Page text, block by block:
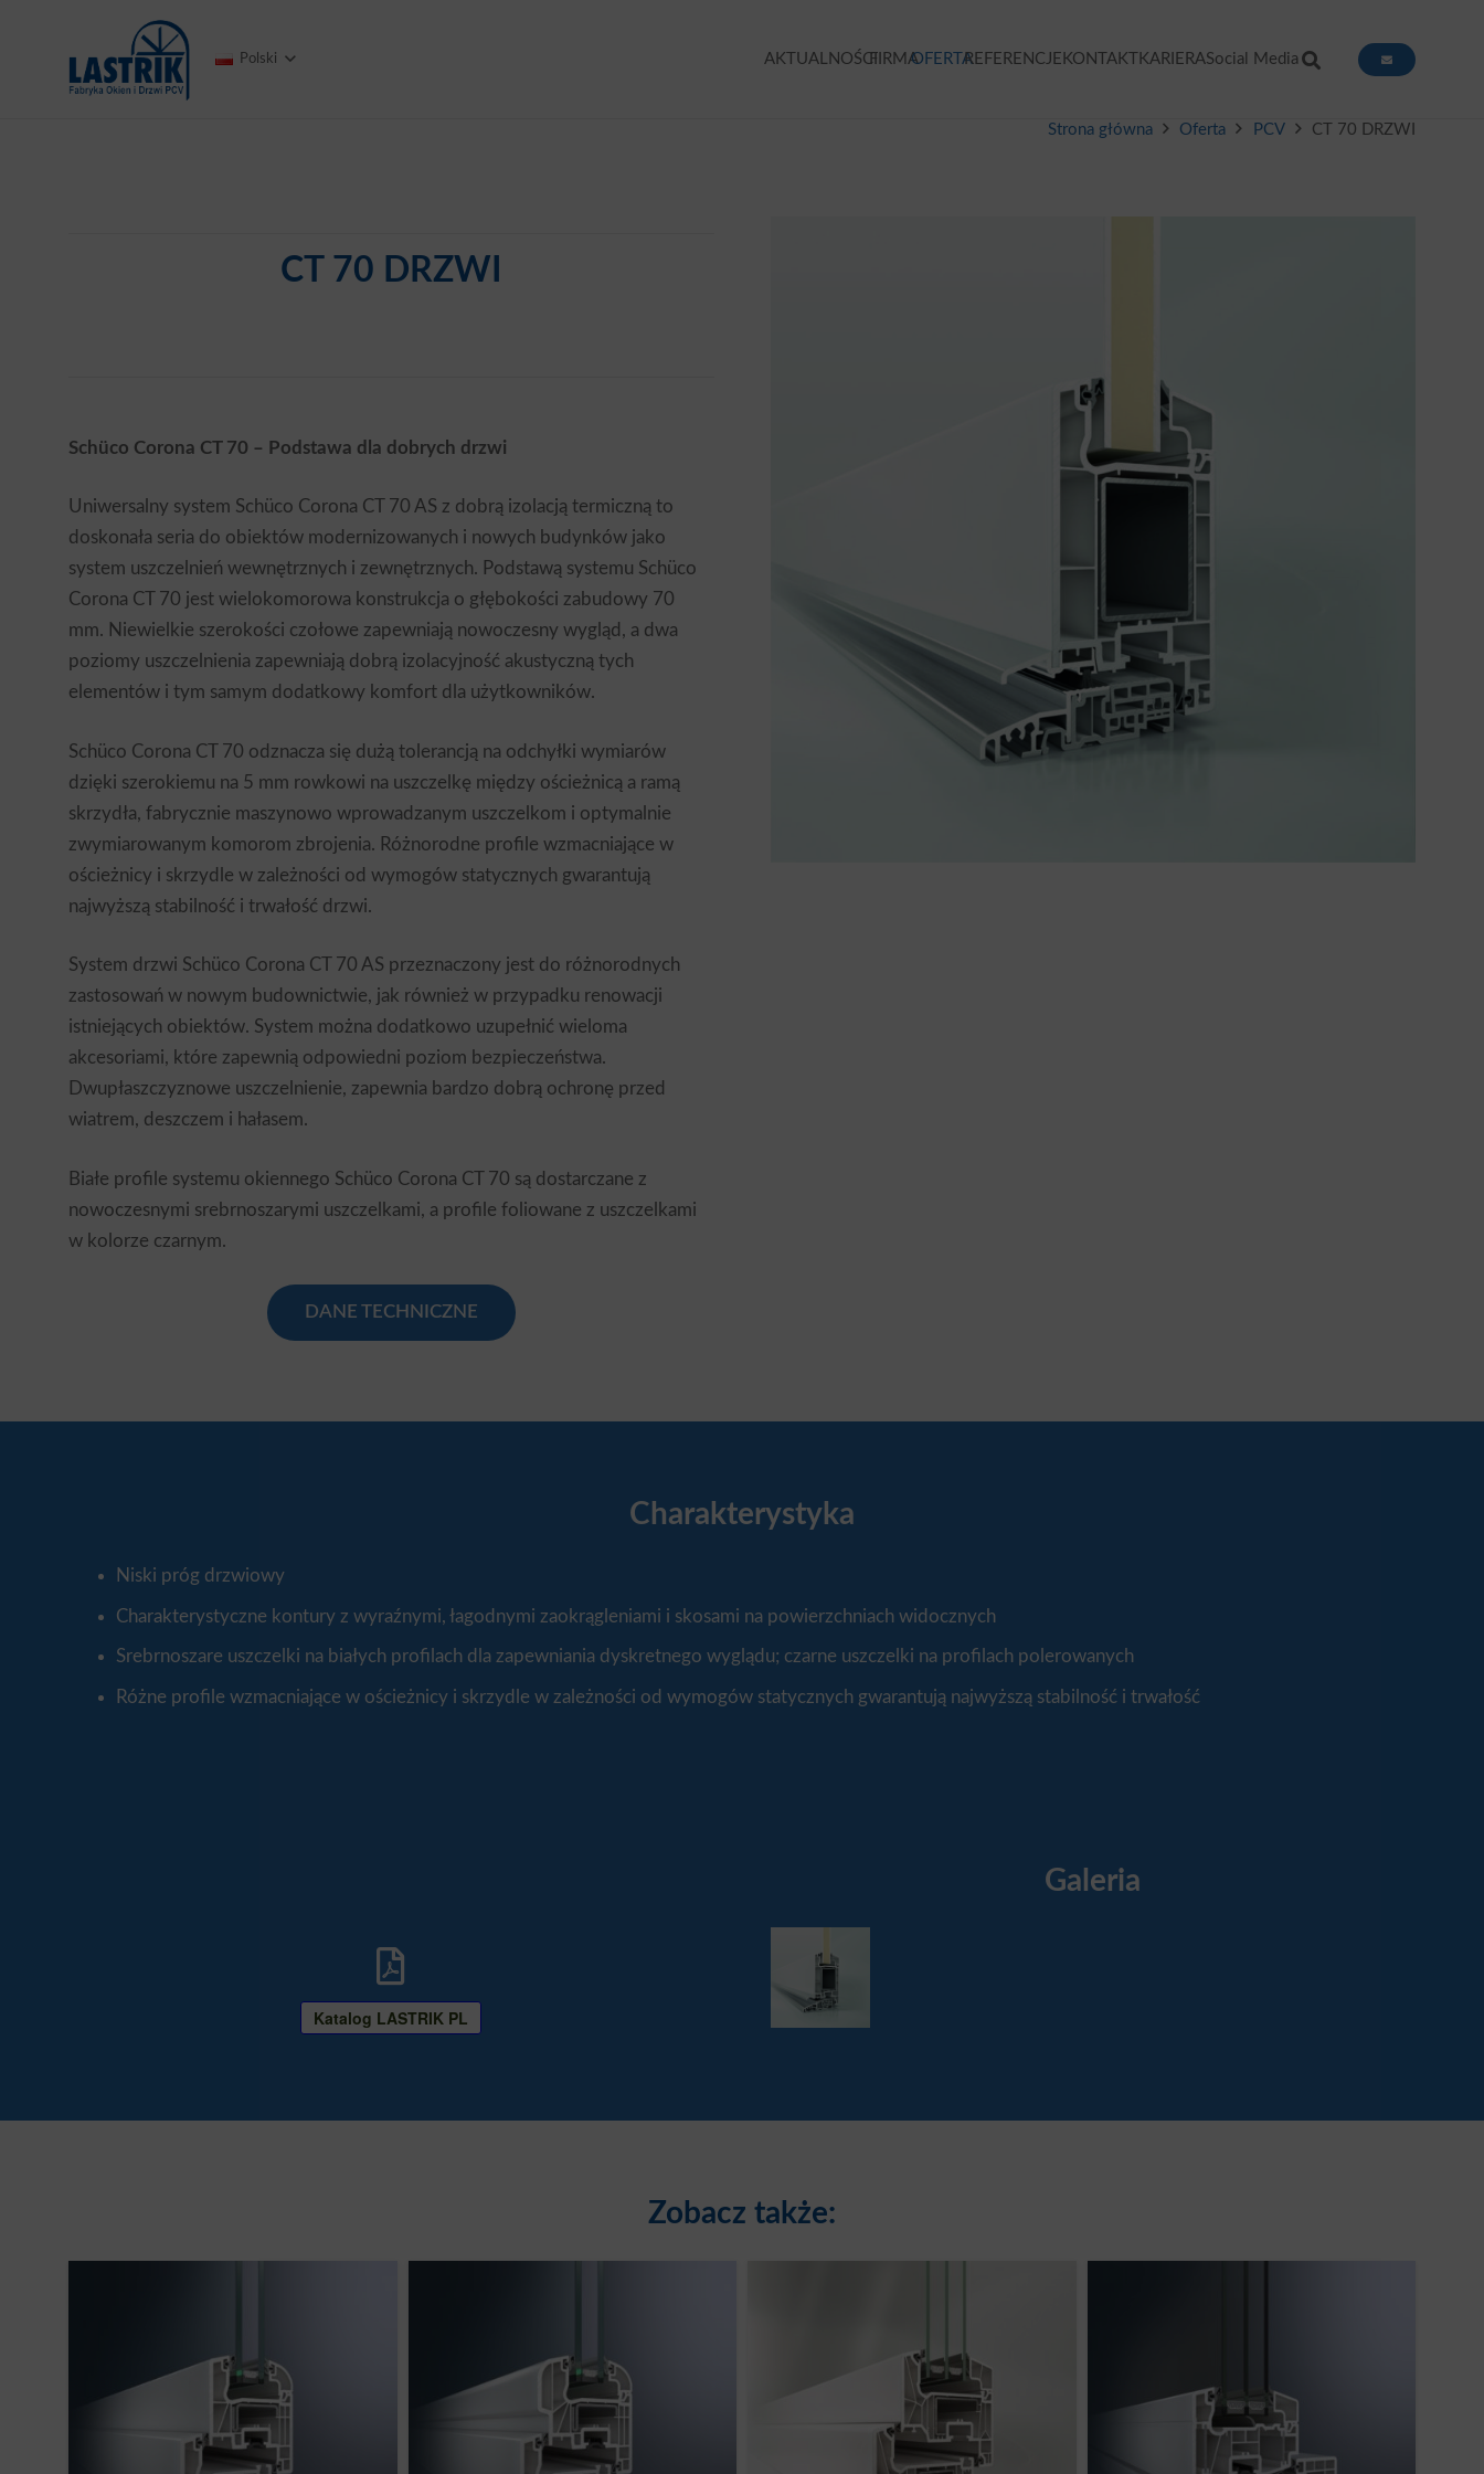
Polski AKTUALNOŚCIFIRMAOFERTAREFERENCJE KONTAKT KARIERASocial Media
Strona główna Oferta PCV CT 70 DRZWI
CT 70 DRZWI
Schüco Corona CT 70 – Podstawa dla dobrych drzwi
Uniwersalny system Schüco Corona CT 70 AS z dobrą izolacją termiczną to
doskonała seria do obiektów modernizowanych i nowych budynków jako
system uszczelnień wewnętrznych i zewnętrznych. Podstawą systemu Schüco
Corona CT 70 jest wielokomorowa konstrukcja o głębokości zabudowy 70
mm. Niewielkie szerokości czołowe zapewniają nowoczesny wygląd, a dwa
poziomy uszczelnienia zapewniają dobrą izolacyjność akustyczną tych
elementów i tym samym dodatkowy komfort dla użytkowników.
Schüco Corona CT 70 odznacza się dużą tolerancją na odchyłki wymiarów
dzięki szerokiemu na 5 mm rowkowi na uszczelkę między ościeżnicą a ramą
skrzydła, fabrycznie maszynowo wprowadzanym uszczelkom i optymalnie
zwymiarowanym komorom zbrojenia. Różnorodne profile wzmacniające w
ościeżnicy i skrzydle w zależności od wymogów statycznych gwarantują
najwyższą stabilność i trwałość drzwi.
System drzwi Schüco Corona CT 70 AS przeznaczony jest do różnorodnych
zastosowań w nowym budownictwie, jak również w przypadku renowacji
istniejących obiektów. System można dodatkowo uzupełnić wieloma
akcesoriami, które zapewnią odpowiedni poziom bezpieczeństwa.
Dwupłaszczyznowe uszczelnienie, zapewnia bardzo dobrą ochronę przed
wiatrem, deszczem i hałasem.
Białe profile systemu okiennego Schüco Corona CT 70 są dostarczane z
nowoczesnymi srebrnoszarymi uszczelkami, a profile foliowane z uszczelkami
w kolorze czarnym.
DANE TECHNICZNE
Charakterystyka
Niski próg drzwiowy
Charakterystyczne kontury z wyraźnymi, łagodnymi zaokrągleniami i skosami na powierzchniach widocznych
Srebrnoszare uszczelki na białych profilach dla zapewniania dyskretnego wyglądu; czarne uszczelki na profilach polerowanych
Różne profile wzmacniające w ościeżnicy i skrzydle w zależności od wymogów statycznych gwarantują najwyższą stabilność i trwałość
Katalog LASTRIK PL
Galeria
Zobacz także: